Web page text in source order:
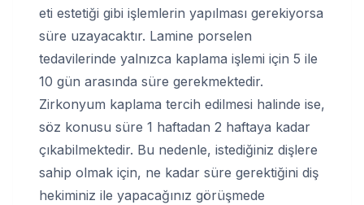
eti estetiği gibi işlemlerin yapılması gerekiyorsa
süre uzayacaktır. Lamine porselen
tedavilerinde yalnızca kaplama işlemi için 5 ile
10 gün arasında süre gerekmektedir.
Zirkonyum kaplama tercih edilmesi halinde ise,
söz konusu süre 1 haftadan 2 haftaya kadar
çıkabilmektedir. Bu nedenle, istediğiniz dişlere
sahip olmak için, ne kadar süre gerektiğini diş
hekiminiz ile yapacağınız görüşmede